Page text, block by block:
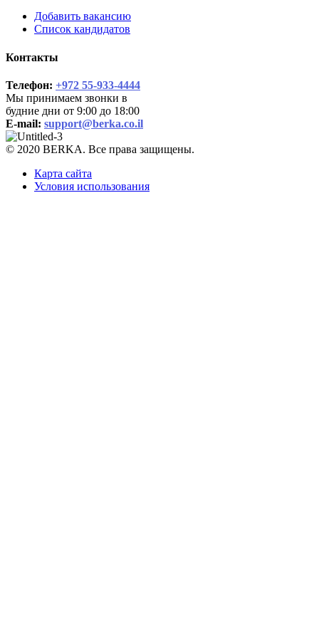
Добавить вакансию
Список кандидатов
Контакты
Телефон: +972 55-933-4444
Мы принимаем звонки в
будние дни от 9:00 до 18:00
E-mail: support@berka.co.il
© 2020 BERKA. Все права защищены.
Карта сайта
Условия использования